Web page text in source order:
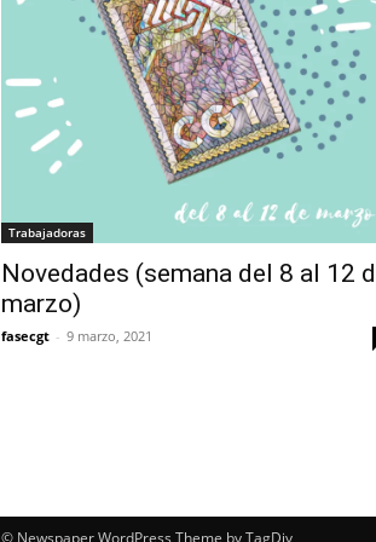
Trabajadoras
Novedades (semana del 8 al 12
marzo)
fasecgt - 9 marzo, 2021
© Newspaper WordPress Theme by TagDiv